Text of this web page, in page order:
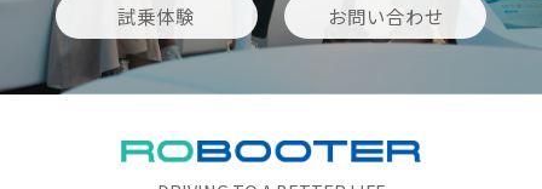
試乗体験 お問い合わせ